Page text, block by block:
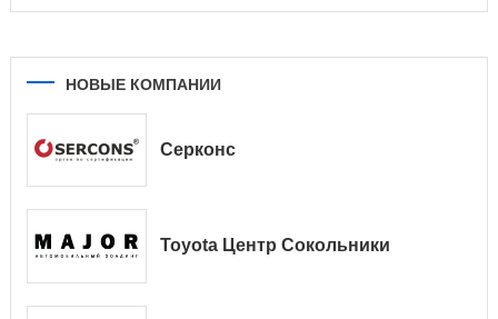
НОВЫЕ КОМПАНИИ
Серконс
Toyota Центр Сокольники